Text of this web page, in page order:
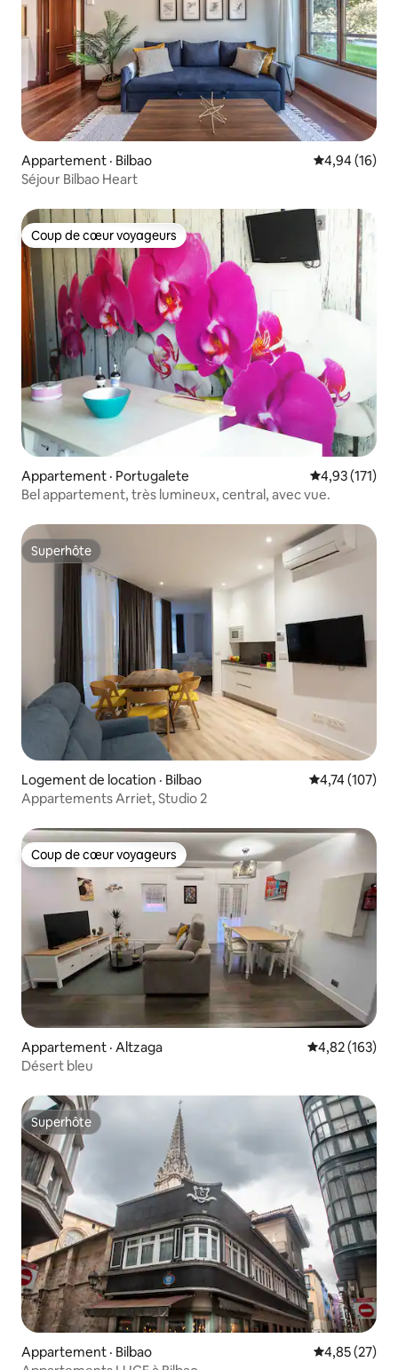
Appartement · Bilbao Note
4,94 (16)
Séjour Bilbao Heart
Coup de cœur voyageurs
Coup de cœur voyageurs
Appartement · Portugalete Note
4,93 (171)
Bel appartement, très lumineux, central, avec vue.
Superhôte
Superhôte
Logement de location · Bilbao Note
4,74 (107)
Appartements Arriet, Studio 2
Coup de cœur voyageurs
Coup de cœur voyageurs
Appartement · Altzaga Note
4,82 (163)
Désert bleu
Superhôte
Superhôte
Appartement · Bilbao Note
4,85 (27)